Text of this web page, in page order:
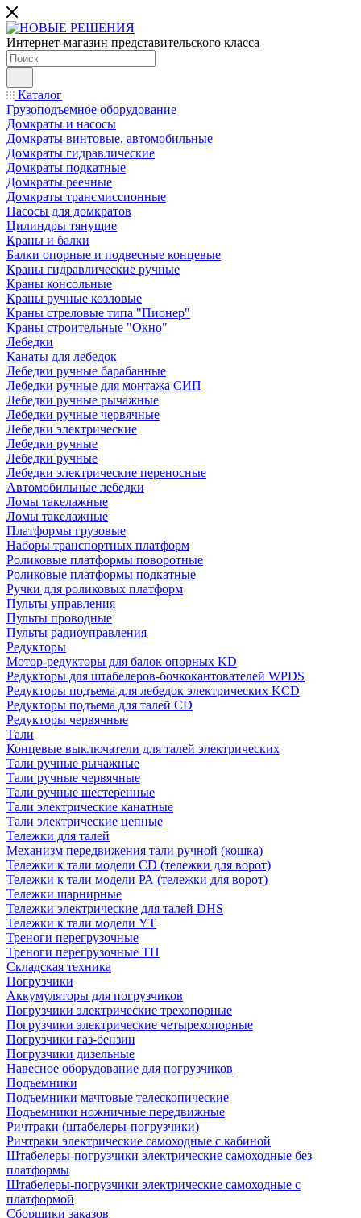
Интернет-магазин представительского класса
Каталог
Грузоподъемное оборудование
Домкраты и насосы
Домкраты винтовые, автомобильные
Домкраты гидравлические
Домкраты подкатные
Домкраты реечные
Домкраты трансмиссионные
Насосы для домкратов
Цилиндры тянущие
Краны и балки
Балки опорные и подвесные концевые
Краны гидравлические ручные
Краны консольные
Краны ручные козловые
Краны стреловые типа "Пионер"
Краны строительные "Окно"
Лебедки
Канаты для лебедок
Лебедки ручные барабанные
Лебедки ручные для монтажа СИП
Лебедки ручные рычажные
Лебедки ручные червячные
Лебедки электрические
Лебедки ручные
Лебедки ручные
Лебедки электрические переносные
Автомобильные лебедки
Ломы такелажные
Ломы такелажные
Платформы грузовые
Наборы транспортных платформ
Роликовые платформы поворотные
Роликовые платформы подкатные
Ручки для роликовых платформ
Пульты управления
Пульты проводные
Пульты радиоуправления
Редукторы
Мотор-редукторы для балок опорных KD
Редукторы для штабелеров-бочкокантователей WPDS
Редукторы подъема для лебедок электрических KCD
Редукторы подъема для талей CD
Редукторы червячные
Тали
Концевые выключатели для талей электрических
Тали ручные рычажные
Тали ручные червячные
Тали ручные шестеренные
Тали электрические канатные
Тали электрические цепные
Тележки для талей
Механизм передвижения тали ручной (кошка)
Тележки к тали модели CD (тележки для ворот)
Тележки к тали модели РА (тележки для ворот)
Тележки шарнирные
Тележки электрические для талей DHS
Тележки к тали модели YT
Треноги перегрузочные
Треноги перегрузочные ТП
Складская техника
Погрузчики
Аккумуляторы для погрузчиков
Погрузчики электрические трехопорные
Погрузчики электрические четырехопорные
Погрузчики газ-бензин
Погрузчики дизельные
Навесное оборудование для погрузчиков
Подъемники
Подъемники мачтовые телескопические
Подъемники ножничные передвижные
Ричтраки (штабелеры-погрузчики)
Ричтраки электрические самоходные с кабиной
Штабелеры-погрузчики электрические самоходные без
платформы
Штабелеры-погрузчики электрические самоходные с
платформой
Сборщики заказов